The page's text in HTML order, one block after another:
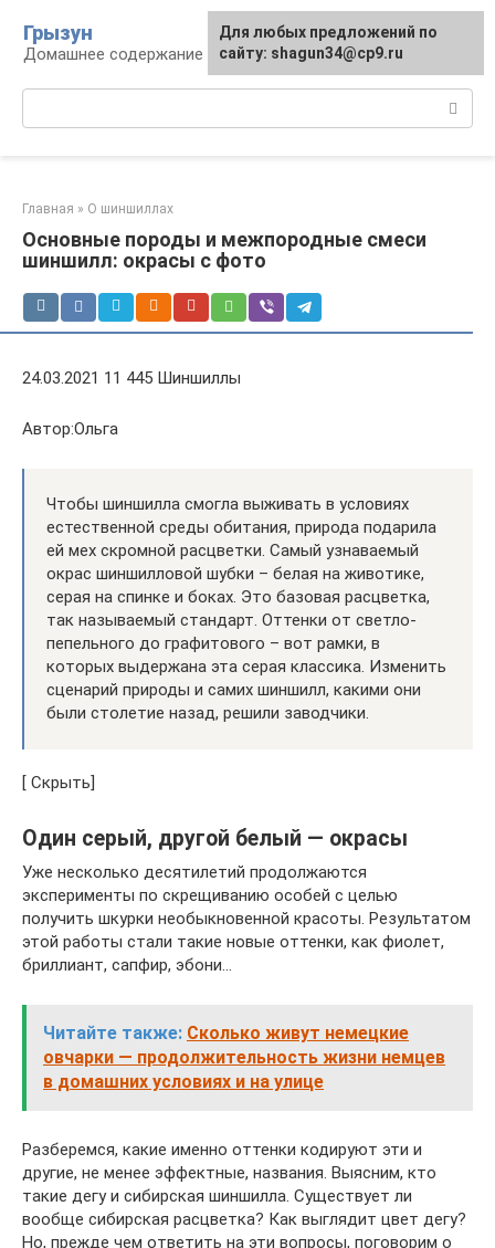
контенту
Грызун
Домашнее содержание грызунов
Главная » О шиншиллах
Основные породы и межпородные смеси
шиншилл: окрасы с фото
24.03.2021 11 445 Шиншиллы
Автор:Ольга
Чтобы шиншилла смогла выживать в условиях
естественной среды обитания, природа подарила
ей мех скромной расцветки. Самый узнаваемый
окрас шиншилловой шубки – белая на животике,
серая на спинке и боках. Это базовая расцветка,
так называемый стандарт. Оттенки от светло-
пепельного до графитового – вот рамки, в
которых выдержана эта серая классика. Изменить
сценарий природы и самих шиншилл, какими они
были столетие назад, решили заводчики.
[ Скрыть]
Один серый, другой белый — окрасы
Уже несколько десятилетий продолжаются
эксперименты по скрещиванию особей с целью
получить шкурки необыкновенной красоты. Результатом
этой работы стали такие новые оттенки, как фиолет,
бриллиант, сапфир, эбони…
Читайте также: Сколько живут немецкие
овчарки — продолжительность жизни немцев
в домашних условиях и на улице
Разберемся, какие именно оттенки кодируют эти и
другие, не менее эффектные, названия. Выясним, кто
такие дегу и сибирская шиншилла. Существует ли
вообще сибирская расцветка? Как выглядит цвет дегу?
Но, прежде чем ответить на эти вопросы, поговорим о
Для любых предложений по
сайту: shagun34@cp9.ru